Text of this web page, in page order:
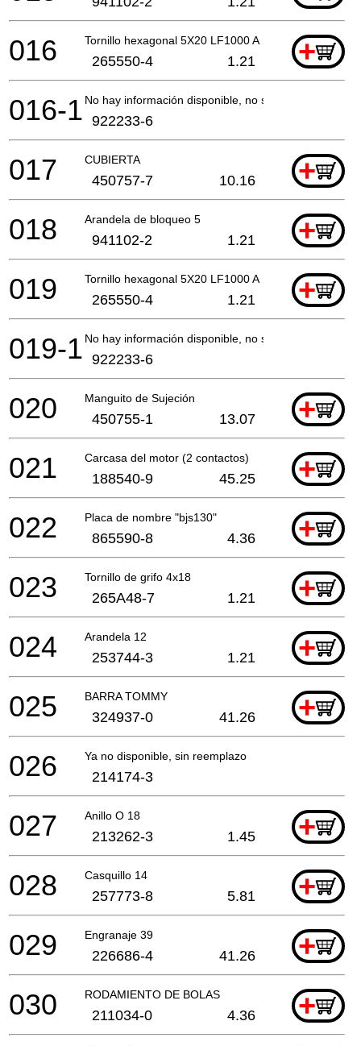
Tornillo hexagonal 5X20 LF1000 A +
016 265550-4 1.21
No hay información disponible, no se puede pedir
016-1 922233-6
CUBIERTA +
017 450757-7 10.16
Arandela de bloqueo 5 +
018 941102-2 1.21
Tornillo hexagonal 5X20 LF1000 A +
019 265550-4 1.21
No hay información disponible, no se puede pedir
019-1 922233-6
Manguito de Sujeción +
020 450755-1 13.07
Carcasa del motor (2 contactos) +
021 188540-9 45.25
Placa de nombre "bjs130" +
022 865590-8 4.36
Tornillo de grifo 4x18 +
023 265A48-7 1.21
Arandela 12 +
024 253744-3 1.21
BARRA TOMMY +
025 324937-0 41.26
Ya no disponible, sin reemplazo
026 214174-3
Anillo O 18 +
027 213262-3 1.45
Casquillo 14 +
028 257773-8 5.81
Engranaje 39 +
029 226686-4 41.26
RODAMIENTO DE BOLAS +
030 211034-0 4.36